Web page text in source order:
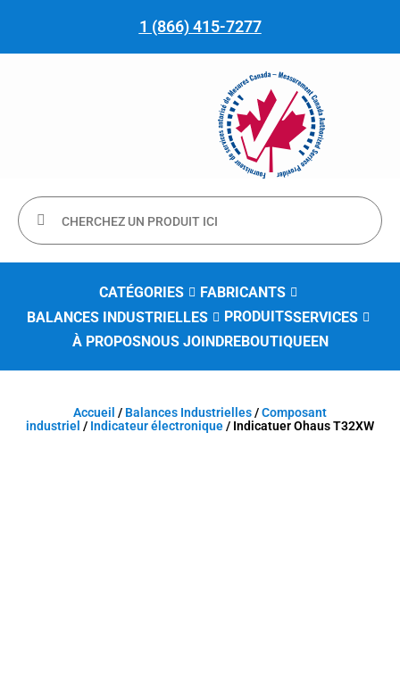
1 (866) 415-7277
CATÉGORIES
FABRICANTS
BALANCES INDUSTRIELLES
PRODUITSSERVICES
À PROPOSNOUS JOINDREBOUTIQUEEN
Accueil / Balances Industrielles/Composant
industriel / Indicateur électronique/ Indicatuer Ohaus T32XW